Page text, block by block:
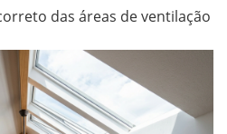
das áreas de ventilação